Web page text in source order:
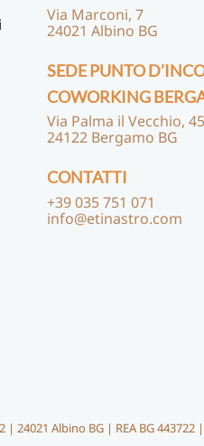
Via Marconi, 7
24021 Albino BG
SEDE PUNTO
COWORKING
Via Palma il Vecchio, 45
24122 Bergamo BG
CONTATTI
+39 035 751 071
info@etinastro.com
| 24021 Albino BG | REA BG 443722